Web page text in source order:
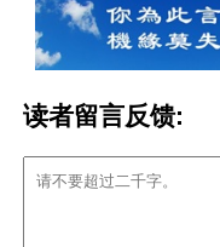
读者留言反馈: